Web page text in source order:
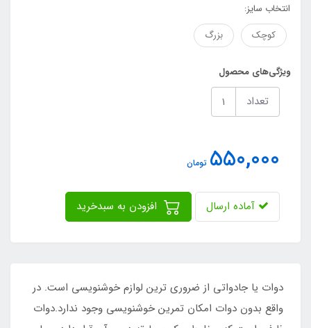
انتخاب سایز:
کوچک
بزرگ
ویژگی‌های محصول
تعداد
550,000 تومان
آماده ارسال
دوات یا جادواتی از ضروری ترین لوازم خوشنویسی است. در
واقع بدون دوات امکان تمرین خوشنویسی وجود ندارد.دوات